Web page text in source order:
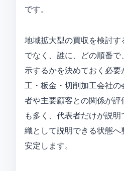
です。
地域拡大型の買収を検討す
でなく、誰に、どの順番
示するかを決めておく必要
工・板金・切削加工会社
者や主要顧客との関係が評
も多く、代表者だけが説
織として説明できる状態
安定します。